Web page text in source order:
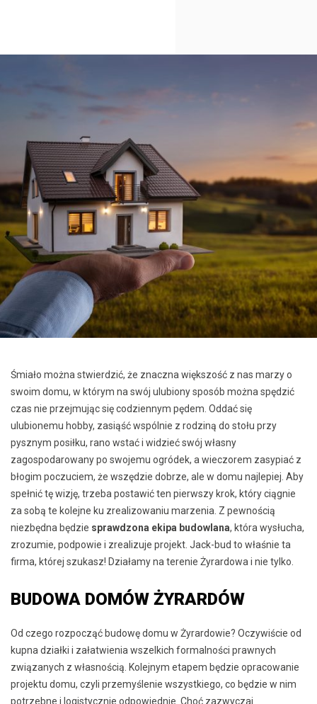
Śmiało można stwierdzić, że znaczna większość z nas marzy o
swoim domu, w którym na swój ulubiony sposób można spędzić
czas nie przejmując się codziennym pędem. Oddać się
ulubionemu hobby, zasiąść wspólnie z rodziną do stołu przy
pysznym posiłku, rano wstać i widzieć swój własny
zagospodarowany po swojemu ogródek, a wieczorem zasypiać z
błogim poczuciem, że wszędzie dobrze, ale w domu najlepiej. Aby
spełnić tę wizję, trzeba postawić ten pierwszy krok, który ciągnie
za sobą te kolejne ku zrealizowaniu marzenia. Z pewnością
niezbędna będzie sprawdzona ekipa budowlana, która wysłucha,
zrozumie, podpowie i zrealizuje projekt. Jack-bud to właśnie ta
firma, której szukasz! Działamy na terenie Żyrardowa i nie tylko.
BUDOWA DOMÓW ŻYRARDÓW
Od czego rozpocząć budowę domu w Żyrardowie? Oczywiście od
kupna działki i załatwienia wszelkich formalności prawnych
związanych z własnością. Kolejnym etapem będzie opracowanie
projektu domu, czyli przemyślenie wszystkiego, co będzie w nim
potrzebne i logistycznie odpowiednie. Choć zazwyczaj